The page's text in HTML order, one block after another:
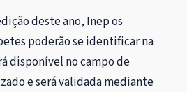
deste ano, Inep os
poderão se identificar na
disponível no campo de
e será validada mediante